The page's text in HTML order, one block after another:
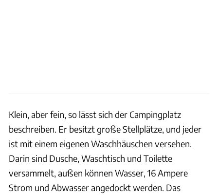
Klein, aber fein, so lässt sich der Campingplatz
beschreiben. Er besitzt große Stellplätze, und jeder
ist mit einem eigenen Waschhäuschen versehen.
Darin sind Dusche, Waschtisch und Toilette
versammelt, außen können Wasser, 16 Ampere
Strom und Abwasser angedockt werden. Das